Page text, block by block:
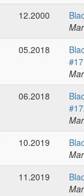
12.2000
05.2018
06.2018
10.2019
11.2019